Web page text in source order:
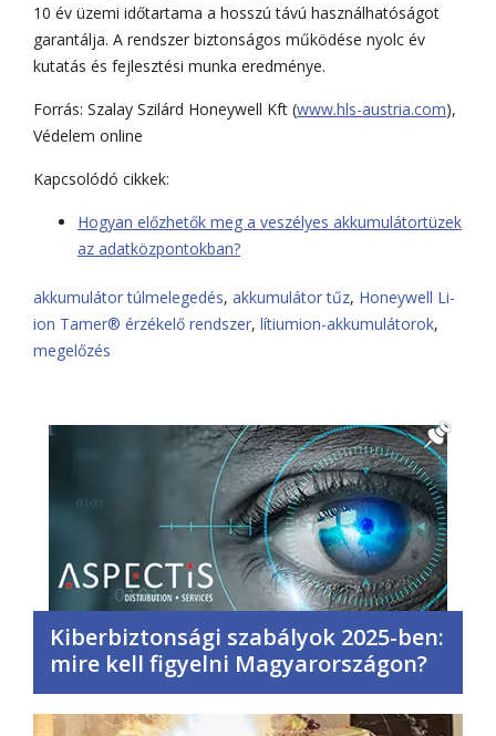
10 év üzemi időtartama a hosszú távú használhatóságot
garantálja. A rendszer biztonságos működése nyolc év
kutatás és fejlesztési munka eredménye.
Forrás: Szalay Szilárd Honeywell Kft (www.hls-austria.com),
Védelem online
Kapcsolódó cikkek:
Hogyan előzhetők meg a veszélyes akkumulátortüzek
az adatközpontokban?
akkumulátor túlmelegedés, akkumulátor tűz, Honeywell Li-
ion Tamer® érzékelő rendszer, lítiumion-akkumulátorok,
megelőzés
Kiberbiztonsági szabályok 2025-ben:
mire kell figyelni Magyarországon?